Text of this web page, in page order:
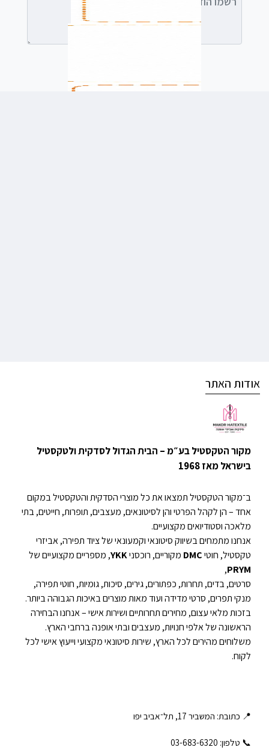
אודות האתר
מקור הטקסטיל בע״מ – הבית הגדול לסדקית ולטקסטיל
בישראל מאז 1968
ב־מקור הטקסטיל תמצאו את כל מוצרי הסדקית והטקסטיל במקום
אחד – הן לקהל הפרטי והן לסיטונאים, מעצבים, תופרות, חייטים, בתי
מלאכה וסטודיואים מקצועיים.
אנחנו מתמחים בשיווק סיטונאי וקמעונאי של ציוד תפירה, אביזרי
טקסטיל, חוטיDMC מקוריים, רוכסניYKK, מספריים מקצועיים של
PRYM
,
סרטים, בדים, תחרות, כפתורים, גירים, סיכות, גומיות, חוטי תפירה,
מנקי תפרים, סרטי מדידה ועוד מאות מוצרים באיכות הגבוהה ביותר.
בזכות מלאי עצום, מחירים תחרותיים ושירות אישי – אנחנו הבחירה
הראשונה של אלפי חנויות, מעצבים ובתי אופנה ברחבי הארץ.
משלוחים מהירים לכל הארץ, שירות סיטונאי מקצועי וייעוץ אישי לכל
לקוח.
📍 כתובת: המשביר 17, תל־אביב יפו
📞 טלפון: ‎03-683-6320